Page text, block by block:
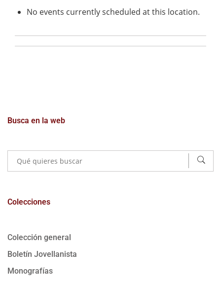
Busca en la web
Colecciones
Colección general
Boletín Jovellanista
Monografías
No events currently scheduled at this location.